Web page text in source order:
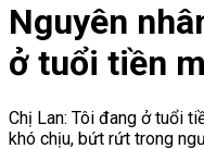
Nguyên
ở tuổi tiền
Chị Lan: Tôi đang ở tuổi
khó chịu, bứt rứt trong